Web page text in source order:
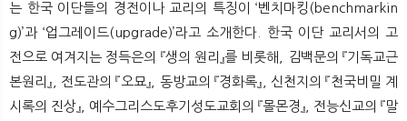
는 한국 이단들의 경전이나 교리의 특징이 ‘벤치마킹(benchmarkin
g)’과 ‘업그레이드(upgrade)’라고 소개한다. 한국 이단 교리서의 고
전으로 여겨지는 정득은의 『생의 원리』를 비롯해, 김백문의 『기독교근
본원리』, 전도관의 『오묘』, 동방교의 『경화록』, 신천지의 『천국비밀 계
시록의 진상』, 예수그리스도후기성도교회의 『몰몬경』, 전능신교의 『말